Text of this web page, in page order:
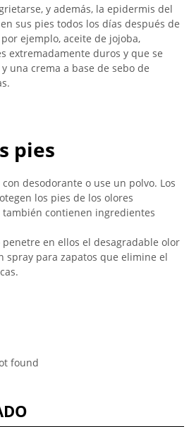
y además, la epidermis del
sus pies todos los días después de
ejemplo, aceite de jojoba,
extremadamente duros y que se
una crema a base de sebo de
pies
desodorante o use un polvo. Los
los pies de los olores
contienen ingredientes
en ellos el desagradable olor
spray para zapatos que elimine el
found